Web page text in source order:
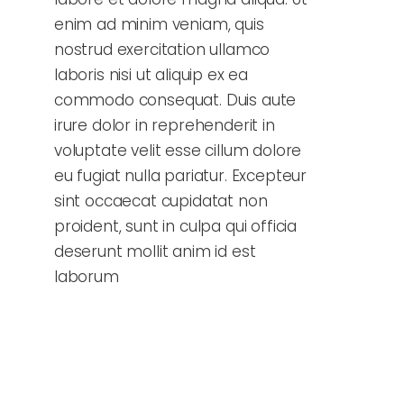
enim ad minim veniam, quis
nostrud exercitation ullamco
laboris nisi ut aliquip ex ea
commodo consequat. Duis aute
irure dolor in reprehenderit in
voluptate velit esse cillum dolore
eu fugiat nulla pariatur. Excepteur
sint occaecat cupidatat non
proident, sunt in culpa qui officia
deserunt mollit anim id est
laborum